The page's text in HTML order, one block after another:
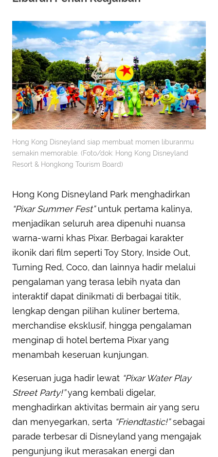
Hong Kong Disneyland siap membuat momen liburanmu
semakin memorable. (Foto/dok: Hong Kong Disneyland
Resort & Hongkong Tourism Board)
Hong Kong Disneyland Park menghadirkan
“Pixar Summer Fest”untuk pertama kalinya,
menjadikan seluruh area dipenuhi nuansa
warna-warni khas Pixar. Berbagai karakter
ikonik dari film seperti Toy Story, Inside Out,
Turning Red, Coco, dan lainnya hadir melalui
pengalaman yang terasa lebih nyata dan
interaktif dapat dinikmati di berbagai titik,
lengkap dengan pilihan kuliner bertema,
merchandise eksklusif, hingga pengalaman
menginap di hotel bertema Pixar yang
menambah keseruan kunjungan.
Keseruan juga hadir lewat “Pixar Water Play
Street Party!”yang kembali digelar,
menghadirkan aktivitas bermain air yang seru
dan menyegarkan, serta “Friendtastic!”sebagai
parade terbesar di Disneyland yang mengajak
pengunjung ikut merasakan energi dan